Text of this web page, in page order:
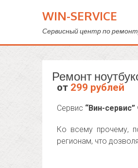
WIN-SERVICE
Сервисный центр по
Ремонт
от 299 рублей
Сервис “Вин-сервис”
Ко всему прочему,
регионам, что